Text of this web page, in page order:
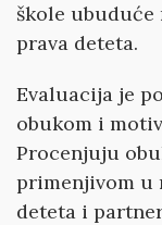
škole
prava deteta.
Evaluacija je
obukom i
Procenjuju
primenjivom
deteta i